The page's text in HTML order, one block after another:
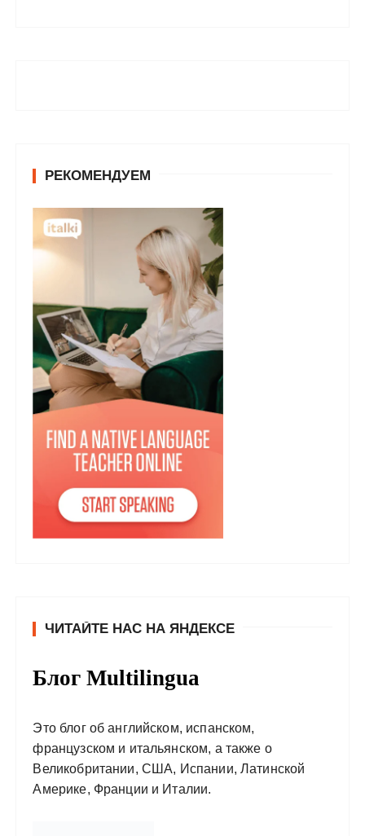
РЕКОМЕНДУЕМ
ЧИТАЙТЕ НАС НА ЯНДЕКСЕ
Блог Multilingua
Это блог об английском, испанском,
французском и итальянском, а также о
Великобритании, США, Испании, Латинской
Америке, Франции и Италии.